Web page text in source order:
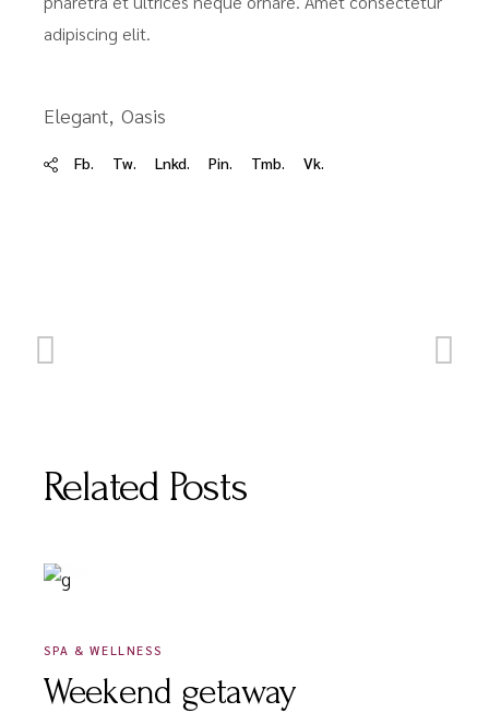
adipiscing elit.
Elegant Oasis
Fb. Tw. Lnkd. Pin. Tmb. Vk.
Related Posts
SPA & WELLNESS
Weekend getaway